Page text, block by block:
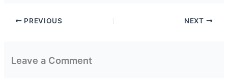
PREVIOUS NEXT
Leave a Comment